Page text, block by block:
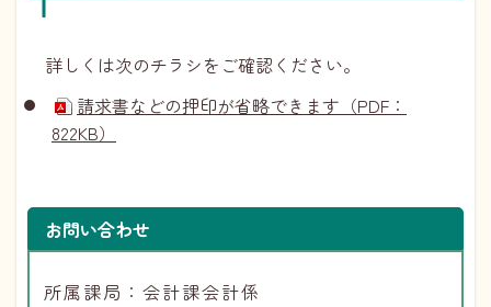
詳しくは次のチラシをご確認ください。
請求書などの押印が省略できます（PDF：
822KB）
お問い合わせ
所属課局：会計課会計係